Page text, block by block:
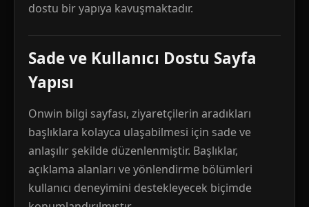
dostu bir yapıya kavuşmaktadır.
Sade ve Kullanıcı Dostu Sayfa
Yapısı
Onwin bilgi sayfası, ziyaretçilerin aradıkları
başlıklara kolayca ulaşabilmesi için sade ve
anlaşılır şekilde düzenlenmiştir. Başlıklar,
açıklama alanları ve yönlendirme bölümleri
kullanıcı deneyimini destekleyecek biçimde